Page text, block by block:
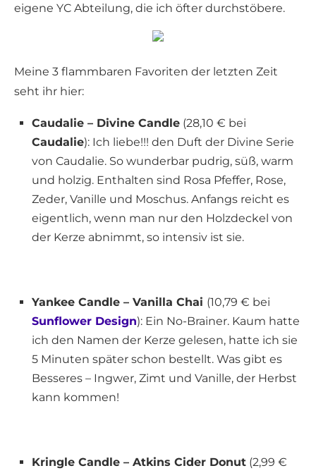
eigene YC Abteilung, die ich öfter durchstöbere.
Meine 3 flammbaren Favoriten der letzten Zeit
seht ihr hier:
Caudalie – Divine Candle (28,10 € bei
Caudalie): Ich liebe!!! den Duft der Divine Serie
von Caudalie. So wunderbar pudrig, süß, warm
und holzig. Enthalten sind Rosa Pfeffer, Rose,
Zeder, Vanille und Moschus. Anfangs reicht es
eigentlich, wenn man nur den Holzdeckel von
der Kerze abnimmt, so intensiv ist sie.
Yankee Candle – Vanilla Chai (10,79 € bei
Sunflower Design): Ein No-Brainer. Kaum hatte
ich den Namen der Kerze gelesen, hatte ich sie
5 Minuten später schon bestellt. Was gibt es
Besseres – Ingwer, Zimt und Vanille, der Herbst
kann kommen!
Kringle Candle – Atkins Cider Donut (2,99 €